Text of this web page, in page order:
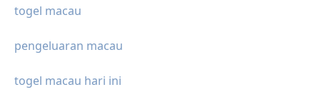
togel macau
pengeluaran macau
togel macau hari ini